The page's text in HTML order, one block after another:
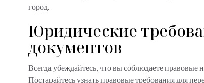
город.
Юридические
документов
Всегда убеждайтесь, что вы соблюдаете
Постарайтесь узнать правовые требования для